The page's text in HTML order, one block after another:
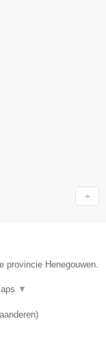
provincie Henegouwen.
▼
)